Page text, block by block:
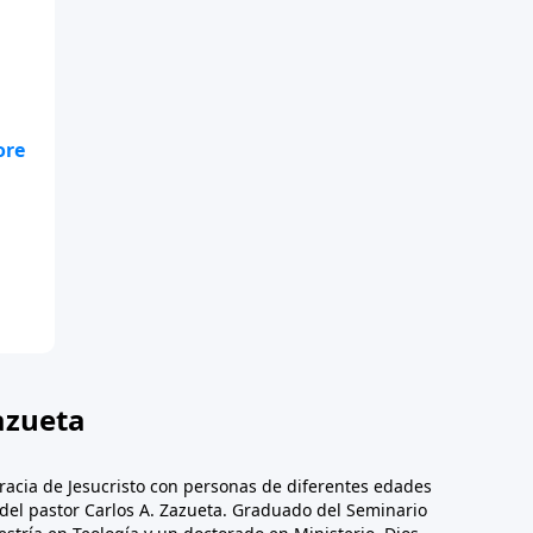
de Jesucristo con personas de diferentes edades
pastor Carlos A. Zazueta. Graduado del Seminario